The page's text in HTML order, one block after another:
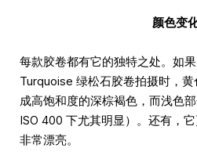
颜色变
每款胶卷都有它的独特之处。如
Turquoise 绿松石胶卷拍摄时，
成高饱和度的深棕褐色，而浅色
ISO 400 下尤其明显）。还有，
非常漂亮。